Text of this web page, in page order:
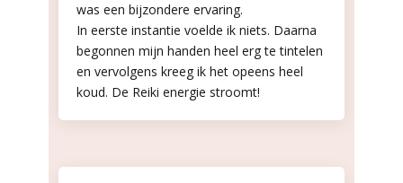
was een bijzondere ervaring.
In eerste instantie voelde ik niets. Daarna
begonnen mijn handen heel erg te tintelen
en vervolgens kreeg ik het opeens heel
koud. De Reiki energie stroomt!